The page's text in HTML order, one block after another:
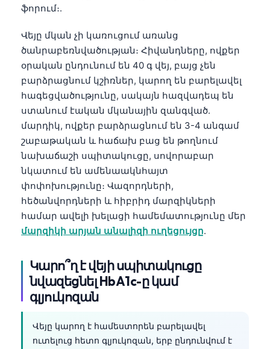
ֆորում։.
Վեյը մկան չի կառուցում առանց
ծանրաբեռնվածության։ Հիվանդները, ովքեր
օրական ընդունում են 40 գ վեյ, բայց չեն
բարձրացնում կշիռներ, կարող են բարելավել
հագեցվածությունը, սակայն հազվադեպ են
ստանում էական մկանային զանգված.
մարդիկ, ովքեր բարձրացնում են 3-4 անգամ
շաբաթական և հաճախ բաց են թողնում
նախաճաշի սպիտակուցը, սովորաբար
նկատում են ամենաակնհայտ
փոփոխությունը։ Վազորդների,
հեծանվորդների և հիբրիդ մարզիկների
համար ավելի խելացի համեմատությունը մեր
մարզիկի արյան անալիզի ուղեցույցը.
Կարո՞ղ է վեյի սպիտակուցը
նվազեցնել HbA1c-ը կամ
գլյուկոզան
Վեյը կարող է համեստորեն բարելավել
ուտելուց հետո գլյուկոզան, երբ ընդունվում է